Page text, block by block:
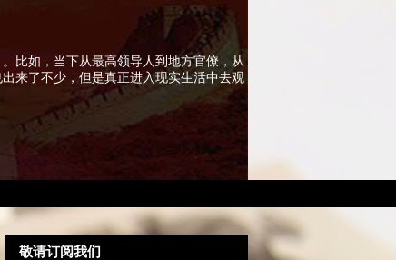
比如，当下从最高领导人到地方官僚，从
来了不少，但是真正进入现实生活中去观
敬请订阅我们